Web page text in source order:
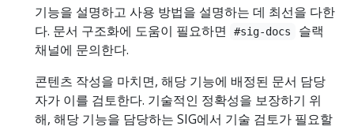
기능을 설명하고 사용 방법을 설명하는 데 최선을 다한
다. 문서 구조화에 도움이 필요하면
#sig-docs
슬랙
채널에 문의한다.
콘텐츠 작성을 마치면, 해당 기능에 배정된 문서 담당
자가 이를 검토한다. 기술적인 정확성을 보장하기 위
해, 해당 기능을 담당하는 SIG에서 기술 검토가 필요할